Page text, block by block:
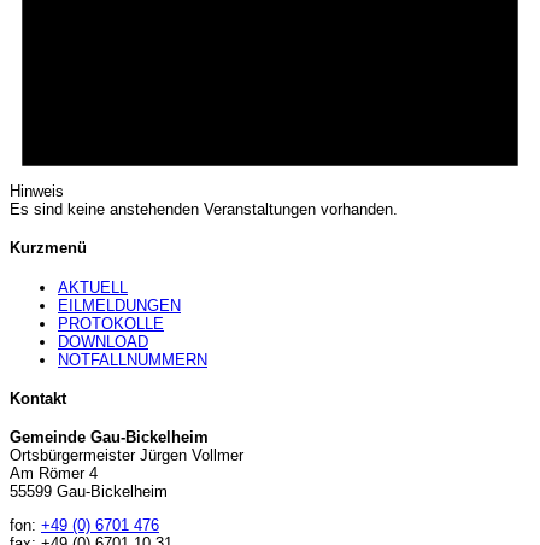
Hinweis
Es sind keine anstehenden Veranstaltungen vorhanden.
Kurzmenü
AKTUELL
EILMELDUNGEN
PROTOKOLLE
DOWNLOAD
NOTFALLNUMMERN
Kontakt
Gemeinde Gau-Bickelheim
Ortsbürgermeister Jürgen Vollmer
Am Römer 4
55599 Gau-Bickelheim
fon: +49 (0) 6701 476